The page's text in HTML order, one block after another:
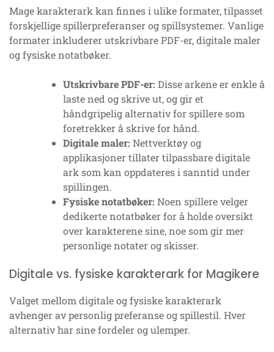
Mage karakterark kan finnes i ulike formater, tilpasset
forskjellige spillerpreferanser og spillsystemer. Vanlige
formater inkluderer utskrivbare PDF-er, digitale maler
og fysiske notatbøker.
Utskrivbare PDF-er: Disse arkene er enkle å
laste ned og skrive ut, og gir et
håndgripelig alternativ for spillere som
foretrekker å skrive for hånd.
Digitale maler: Nettverktøy og
applikasjoner tillater tilpassbare digitale
ark som kan oppdateres i sanntid under
spillingen.
Fysiske notatbøker: Noen spillere velger
dedikerte notatbøker for å holde oversikt
over karakterene sine, noe som gir mer
personlige notater og skisser.
Digitale vs. fysiske karakterark for Magikere
Valget mellom digitale og fysiske karakterark
avhenger av personlig preferanse og spillestil. Hver
alternativ har sine fordeler og ulemper.